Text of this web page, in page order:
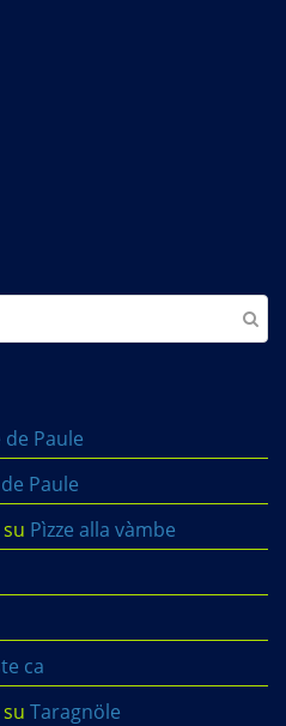
de Paule
Paule
su Pìzze alla vàmbe
ca
su Taragnöle